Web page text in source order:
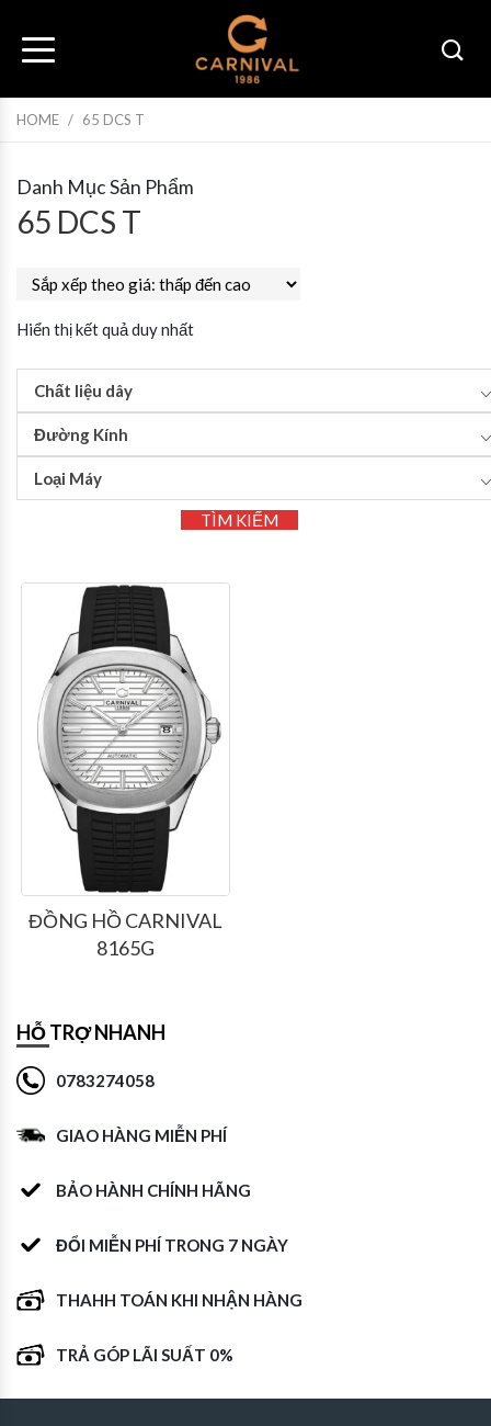
HOME / 65 DCS T
Danh Mục Sản Phẩm
65 DCS T
Hiển thị kết quả duy nhất
Chất liệu dây
Đường Kính
Loại Máy
TÌM KIẾM
ĐỒNG HỒ CARNIVAL
8165G
HỖ TRỢ NHANH
0783274058
GIAO HÀNG MIỄN PHÍ
BẢO HÀNH CHÍNH HÃNG
ĐỔI MIỄN PHÍ TRONG 7 NGÀY
THAHH TOÁN KHI NHẬN HÀNG
TRẢ GÓP LÃI SUẤT 0%